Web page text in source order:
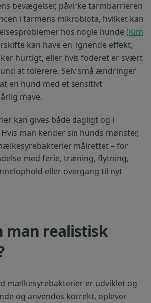
bevægelser, påvirke tarmbarrieren
i tarmens mikrobiota, hvilket kan
hos nogle hunde (Kim
kan have en lignende effekt,
hurtigt, eller hvis foderet er svært
at tolerere. Selv små ændringer
en hund med et sensitivt
mave.
kan gives både dagligt og i
man kender sin hunds mønster,
målrettet – for
med ferie, træning, flytning,
eller overgang til nyt
man realistisk
mælkesyrebakterier er udviklet og
og anvendes korrekt, oplever